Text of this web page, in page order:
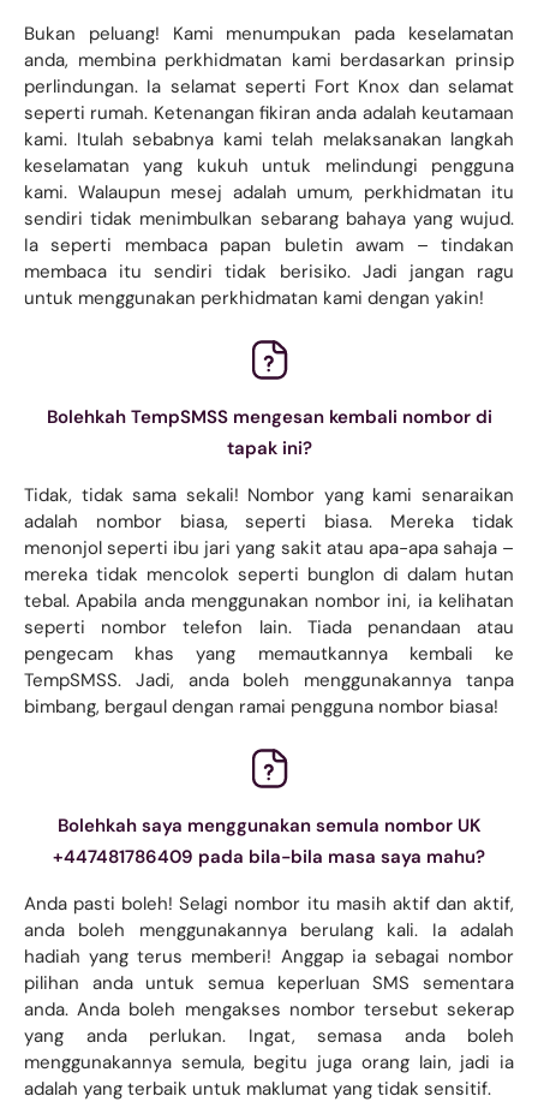
Bukan peluang! Kami menumpukan pada keselamatan
anda, membina perkhidmatan kami berdasarkan prinsip
perlindungan. Ia selamat seperti Fort Knox dan selamat
seperti rumah. Ketenangan fikiran anda adalah keutamaan
kami. Itulah sebabnya kami telah melaksanakan langkah
keselamatan yang kukuh untuk melindungi pengguna
kami. Walaupun mesej adalah umum, perkhidmatan itu
sendiri tidak menimbulkan sebarang bahaya yang wujud.
Ia seperti membaca papan buletin awam – tindakan
membaca itu sendiri tidak berisiko. Jadi jangan ragu
untuk menggunakan perkhidmatan kami dengan yakin!
Bolehkah TempSMSS mengesan kembali nombor di
tapak ini?
Tidak, tidak sama sekali! Nombor yang kami senaraikan
adalah nombor biasa, seperti biasa. Mereka tidak
menonjol seperti ibu jari yang sakit atau apa-apa sahaja –
mereka tidak mencolok seperti bunglon di dalam hutan
tebal. Apabila anda menggunakan nombor ini, ia kelihatan
seperti nombor telefon lain. Tiada penandaan atau
pengecam khas yang memautkannya kembali ke
TempSMSS. Jadi, anda boleh menggunakannya tanpa
bimbang, bergaul dengan ramai pengguna nombor biasa!
Bolehkah saya menggunakan semula nombor UK
+447481786409 pada bila-bila masa saya mahu?
Anda pasti boleh! Selagi nombor itu masih aktif dan aktif,
anda boleh menggunakannya berulang kali. Ia adalah
hadiah yang terus memberi! Anggap ia sebagai nombor
pilihan anda untuk semua keperluan SMS sementara
anda. Anda boleh mengakses nombor tersebut sekerap
yang anda perlukan. Ingat, semasa anda boleh
menggunakannya semula, begitu juga orang lain, jadi ia
adalah yang terbaik untuk maklumat yang tidak sensitif.